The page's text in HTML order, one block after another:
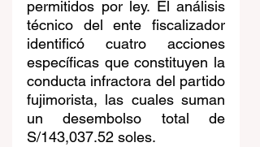
permitidos por ley. El análisis
técnico del ente fiscalizador
identificó cuatro acciones
específicas que constituyen la
conducta infractora del partido
fujimorista, las cuales suman
un desembolso total de
S/143,037.52 soles.